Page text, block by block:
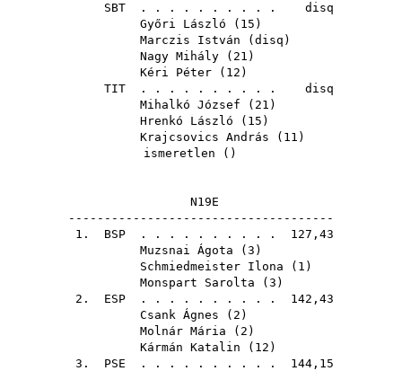
SBT . . . . . . . . . . disq
Győri László ( 15 )
Marczis István ( disq )
Nagy Mihály ( 21 )
Kéri Péter ( 12 )
TIT . . . . . . . . . . disq
Mihalkó József ( 21 )
Hrenkó László ( 15 )
Krajcsovics András ( 11 )
ismeretlen ()
N19E
-------------------------------------
1. BSP . . . . . . . . . . 127,43
Muzsnai Ágota ( 3 )
Schmiedmeister Ilona ( 1 )
Monspart Sarolta ( 3 )
2. ESP . . . . . . . . . . 142,43
Csank Ágnes ( 2 )
Molnár Mária ( 2 )
Kármán Katalin ( 12 )
3. PSE . . . . . . . . . . 144,15